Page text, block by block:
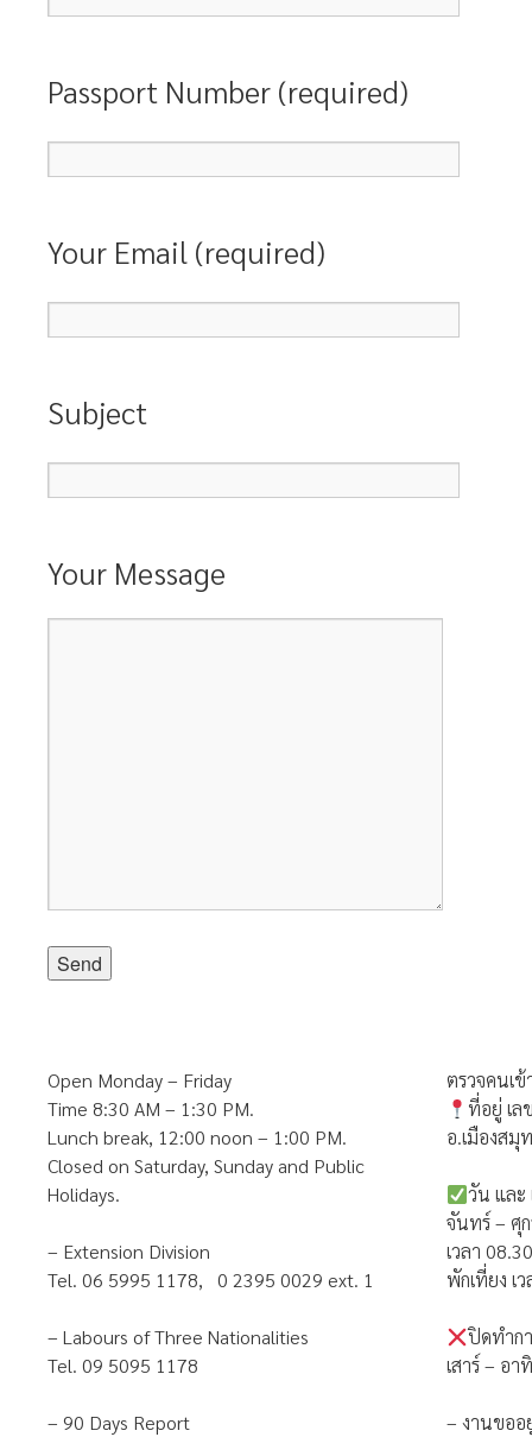
Passport Number (required)
Your Email (required)
Subject
Your Message
Open Monday – Friday
Time 8:30 AM – 1:30 PM.
Lunch break, 12:00 noon – 1:00 PM.
Closed on Saturday, Sunday and Public
Holidays.
– Extension Division
Tel. 06 5995 1178, 0 2395 0029 ext. 1
– Labours of Three Nationalities
Tel. 09 5095 1178
– 90 Days Report
ตรวจคนเ
ที่อยู่ เ
อ.เมืองสมุ
วัน และ
จันทร์ – ศุ
เวลา
พักเที่ยง เ
ปิดทำก
เสาร์ – อ
– งานขออ